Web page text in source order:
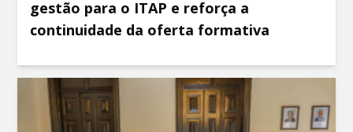
gestão para o ITAP e reforça a
continuidade da oferta formativa